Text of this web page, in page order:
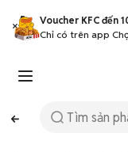
Voucher KFC đến
Chỉ có trên app